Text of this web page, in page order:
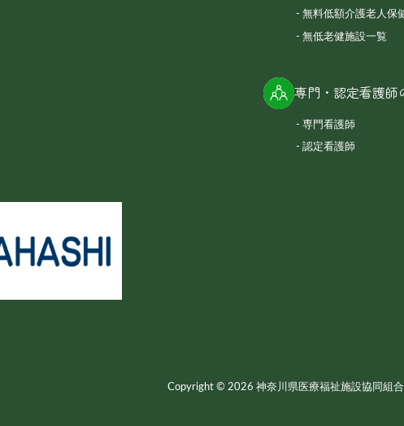
無料低額介護老人保
無低老健施設一覧
専門・認定看護師
専門看護師
認定看護師
Copyright © 2026 神奈川県医療福祉施設協同組合